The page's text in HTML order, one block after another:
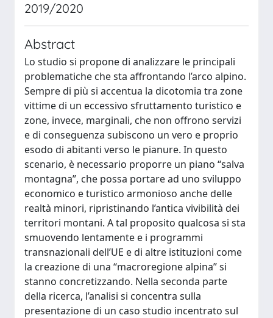
2019/2020
Abstract
Lo studio si propone di analizzare le principali
problematiche che sta affrontando l’arco alpino.
Sempre di più si accentua la dicotomia tra zone
vittime di un eccessivo sfruttamento turistico e
zone, invece, marginali, che non offrono servizi
e di conseguenza subiscono un vero e proprio
esodo di abitanti verso le pianure. In questo
scenario, è necessario proporre un piano “salva
montagna”, che possa portare ad uno sviluppo
economico e turistico armonioso anche delle
realtà minori, ripristinando l’antica vivibilità dei
territori montani. A tal proposito qualcosa si sta
smuovendo lentamente e i programmi
transnazionali dell’UE e di altre istituzioni come
la creazione di una “macroregione alpina” si
stanno concretizzando. Nella seconda parte
della ricerca, l’analisi si concentra sulla
presentazione di un caso studio incentrato sul